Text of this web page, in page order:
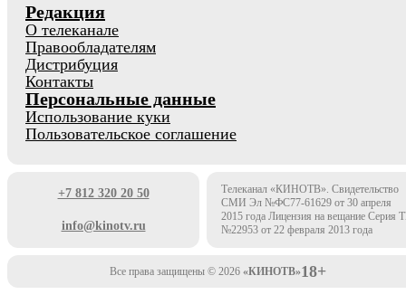
Редакция
О телеканале
Правообладателям
Дистрибуция
Контакты
Персональные данные
Использование куки
Пользовательское соглашение
+7 812 320 20 50
info@kinotv.ru
Телеканал «КИНОТВ». Свидетельство
СМИ Эл №ФС77-61629 от 30 апреля
2015 года Лицензия на вещание Серия
№22953 от 22 февраля 2013 года
Все права защищены © 2026 «КИНОТВ»18+